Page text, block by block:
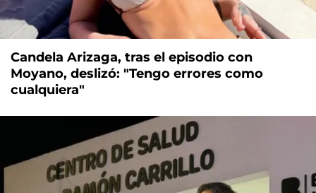
Candela Arizaga, tras el episodio con
Moyano, deslizó: "Tengo errores como
cualquiera"